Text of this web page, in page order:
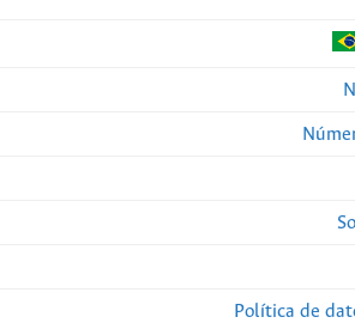
Política de